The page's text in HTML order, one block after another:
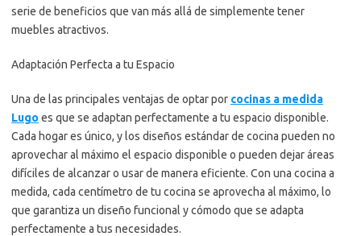
serie de beneficios que van más allá de simplemente tener
muebles atractivos.
Adaptación Perfecta a tu Espacio
Una de las principales ventajas de optar por cocinas a medida
Lugo es que se adaptan perfectamente a tu espacio disponible.
Cada hogar es único, y los diseños estándar de cocina pueden no
aprovechar al máximo el espacio disponible o pueden dejar áreas
difíciles de alcanzar o usar de manera eficiente. Con una cocina a
medida, cada centímetro de tu cocina se aprovecha al máximo, lo
que garantiza un diseño funcional y cómodo que se adapta
perfectamente a tus necesidades.